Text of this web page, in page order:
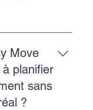
partout
Montréal,
autres
Move
à planifier
sans
?